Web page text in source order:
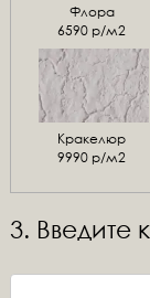
Флора
6590 р/м2
Кракелюр
9990 р/м2
3. Введите